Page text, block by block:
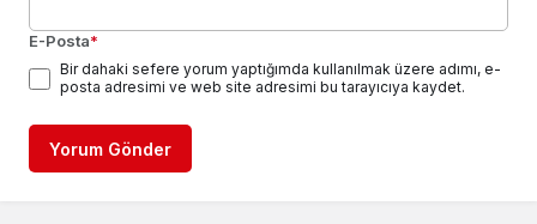
E-Posta*
Bir dahaki sefere yorum yaptığımda kullanılmak üzere adımı, e-
posta adresimi ve web site adresimi bu tarayıcıya kaydet.
Yorum Gönder